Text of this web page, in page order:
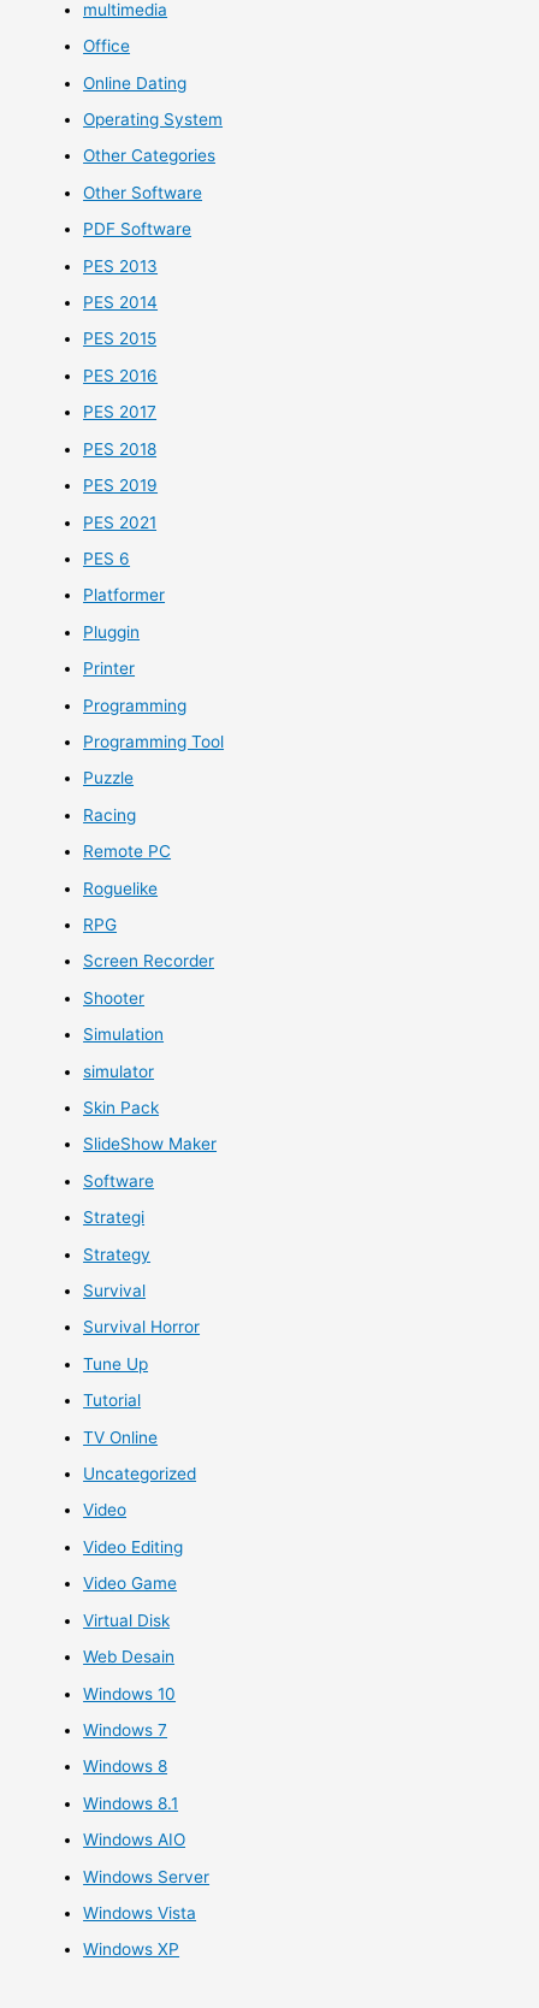
multimedia
Office
Online Dating
Operating System
Other Categories
Other Software
PDF Software
PES 2013
PES 2014
PES 2015
PES 2016
PES 2017
PES 2018
PES 2019
PES 2021
PES 6
Platformer
Pluggin
Printer
Programming
Programming Tool
Puzzle
Racing
Remote PC
Roguelike
RPG
Screen Recorder
Shooter
Simulation
simulator
Skin Pack
SlideShow Maker
Software
Strategi
Strategy
Survival
Survival Horror
Tune Up
Tutorial
TV Online
Uncategorized
Video
Video Editing
Video Game
Virtual Disk
Web Desain
Windows 10
Windows 7
Windows 8
Windows 8.1
Windows AIO
Windows Server
Windows Vista
Windows XP